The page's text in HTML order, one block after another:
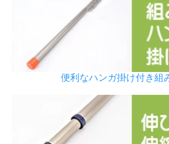
便利なハンガ掛け付き組